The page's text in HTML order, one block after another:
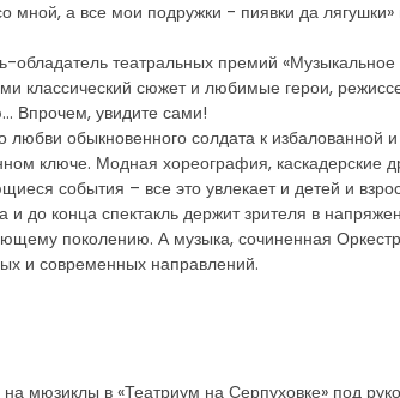
мной, а все мои подружки - пиявки да
обладатель театральных премий «Музыкальное
классический сюжет и любимые герои,
Впрочем, увидите сами!
любви обыкновенного солдата к
ключе. Модная хореография, каскадерские
события – все это увлекает и детей и
и до конца спектакль держит зрителя в
поколению. А музыка, сочиненная
и современных направлений.
мюзиклы в «Театриум на Серпуховке» под